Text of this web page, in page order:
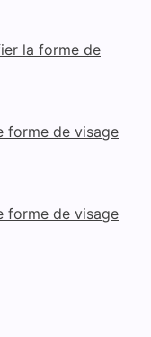
la forme de
forme de visage
forme de visage